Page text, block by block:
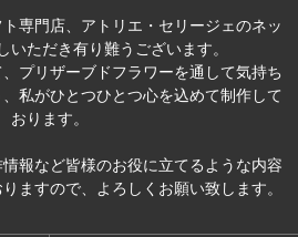
専門店、アトリエ・セリージェのネッ
いただき有り難うございます。
プリザーブドフラワーを通して気持ち
私がひとつひとつ心を込めて制作して
おります。
報など皆様のお役に立てるような内容
ますので、よろしくお願い致します。